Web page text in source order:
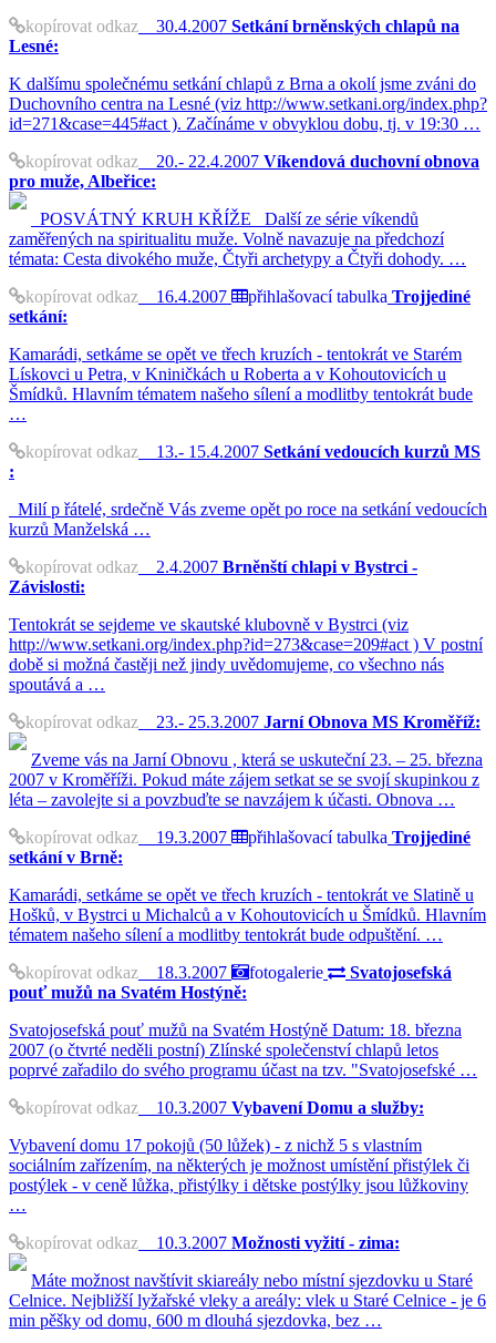
kopírovat odkaz 30.4.2007 Setkání brněnských chlapů na
Lesné:
K dalšímu společnému setkání chlapů z Brna a okolí jsme zváni do
Duchovního centra na Lesné (viz http://www.setkani.org/index.php?
id=271&case=445#act ). Začínáme v obvyklou dobu, tj. v 19:30 …
kopírovat odkaz 20.- 22.4.2007 Víkendová duchovní obnova
pro muže, Albeřice:
POSVÁTNÝ KRUH KŘÍŽE Další ze série víkendů
zaměřených na spiritualitu muže. Volně navazuje na předchozí
témata: Cesta divokého muže, Čtyři archetypy a Čtyři dohody. …
kopírovat odkaz 16.4.2007 přihlašovací tabulka Trojjediné
setkání:
Kamarádi, setkáme se opět ve třech kruzích - tentokrát ve Starém
Lískovci u Petra, v Kniničkách u Roberta a v Kohoutovicích u
Šmídků. Hlavním tématem našeho sílení a modlitby tentokrát bude
…
kopírovat odkaz 13.- 15.4.2007 Setkání vedoucích kurzů MS
:
Milí p řátelé, srdečně Vás zveme opět po roce na setkání vedoucích
kurzů Manželská …
kopírovat odkaz 2.4.2007 Brněnští chlapi v Bystrci -
Závislosti:
Tentokrát se sejdeme ve skautské klubovně v Bystrci (viz
http://www.setkani.org/index.php?id=273&case=209#act ) V postní
době si možná častěji než jindy uvědomujeme, co všechno nás
spoutává a …
kopírovat odkaz 23.- 25.3.2007 Jarní Obnova MS Kroměříž:
Zveme vás na Jarní Obnovu , která se uskuteční 23. – 25. března
2007 v Kroměříži. Pokud máte zájem setkat se se svojí skupinkou z
léta – zavolejte si a povzbuďte se navzájem k účasti. Obnova …
kopírovat odkaz 19.3.2007 přihlašovací tabulka Trojjediné
setkání v Brně:
Kamarádi, setkáme se opět ve třech kruzích - tentokrát ve Slatině u
Hošků, v Bystrci u Michalců a v Kohoutovicích u Šmídků. Hlavním
tématem našeho sílení a modlitby tentokrát bude odpuštění. …
kopírovat odkaz 18.3.2007 fotogalerie
Svatojosefská
pouť mužů na Svatém Hostýně:
Svatojosefská pouť mužů na Svatém Hostýně Datum: 18. března
2007 (o čtvrté neděli postní) Zlínské společenství chlapů letos
poprvé zařadilo do svého programu účast na tzv. "Svatojosefské …
kopírovat odkaz 10.3.2007 Vybavení Domu a služby:
Vybavení domu 17 pokojů (50 lůžek) - z nichž 5 s vlastním
sociálním zařízením, na některých je možnost umístění přistýlek či
postýlek - v ceně lůžka, přistýlky i dětske postýlky jsou lůžkoviny
…
kopírovat odkaz 10.3.2007 Možnosti vyžití - zima:
Máte možnost navštívit skiareály nebo místní sjezdovku u Staré
Celnice. Nejbližší lyžařské vleky a areály: vlek u Staré Celnice - je 6
min pěšky od domu, 600 m dlouhá sjezdovka, bez …